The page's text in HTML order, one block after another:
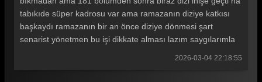
Gönül Dağı 138. Bölüm
Gönül Dağı 137. Bölüm
Gönül Dağı 136. Bölüm
tabıkıde süper kadrosu var ama ramazanın diziye katkısı
başkaydı ramazanın bir an önce diziye dönmesi şart
senarist yönetmen bu işi dikkate alması lazım saygılarımla
2026-03-04 22:18:55